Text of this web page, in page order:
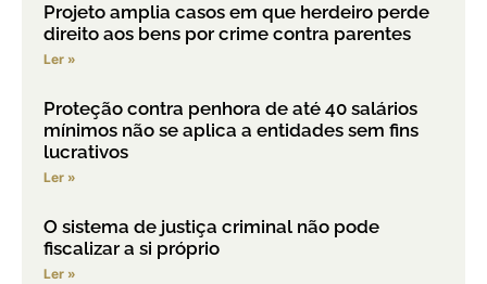
Projeto amplia casos em que herdeiro perde
direito aos bens por crime contra parentes
Ler »
Proteção contra penhora de até 40 salários
mínimos não se aplica a entidades sem fins
lucrativos
Ler »
O sistema de justiça criminal não pode
fiscalizar a si próprio
Ler »